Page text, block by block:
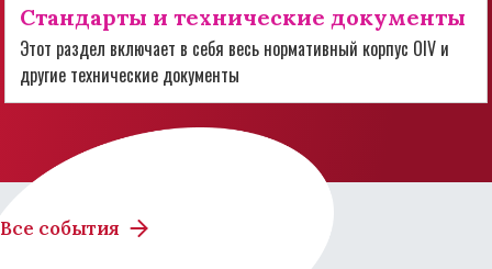
Стандарты и технические документы
Этот раздел включает в себя весь нормативный корпус OIV и
другие технические документы
Все события